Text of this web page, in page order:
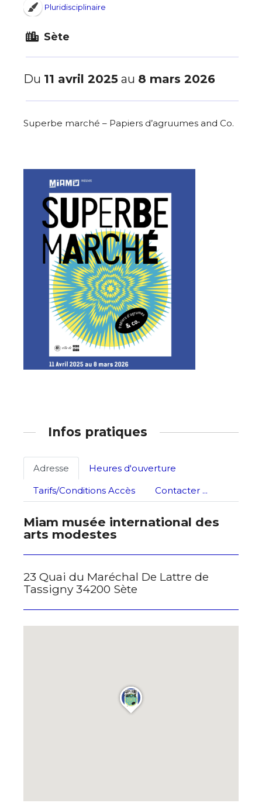
Prénom
Statut / Organisation
* Champ obligatoire
Adresse email*
Prénom
Pluridisciplinaire
Sète
Du 11 avril 2025 au 8 mars 2026
Superbe marché – Papiers d’agruumes and Co.
Infos pratiques
Adresse
Heures d'ouverture
Tarifs/Conditions Accès
Contacter ...
Miam musée international des
arts modestes
23 Quai du Maréchal De Lattre de
Tassigny 34200 Sète